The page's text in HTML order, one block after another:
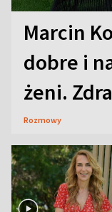
Marcin
dobre i
żeni.
Rozmowy